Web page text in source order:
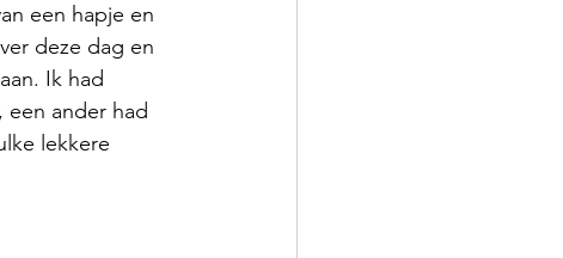
een hapje en
deze dag en
Ik had
ander had
lekkere